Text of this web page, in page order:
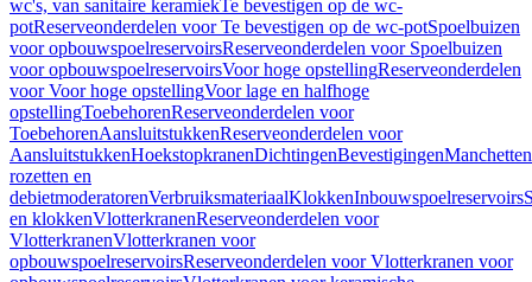
wc's, van sanitaire keramiekTe bevestigen op de wc-
potReserveonderdelen voor Te bevestigen op de wc-potSpoelbuizen
voor opbouwspoelreservoirsReserveonderdelen voor Spoelbuizen
voor opbouwspoelreservoirsVoor hoge opstellingReserveonderdelen
voor Voor hoge opstellingVoor lage en halfhoge
opstellingToebehorenReserveonderdelen voor
ToebehorenAansluitstukkenReserveonderdelen voor
AansluitstukkenHoekstopkranenDichtingenBevestigingenManchetten
rozetten en
debietmoderatorenVerbruiksmateriaalKlokkenInbouwspoelreservoirs
en klokkenVlotterkranenReserveonderdelen voor
VlotterkranenVlotterkranen voor
opbouwspoelreservoirsReserveonderdelen voor Vlotterkranen voor